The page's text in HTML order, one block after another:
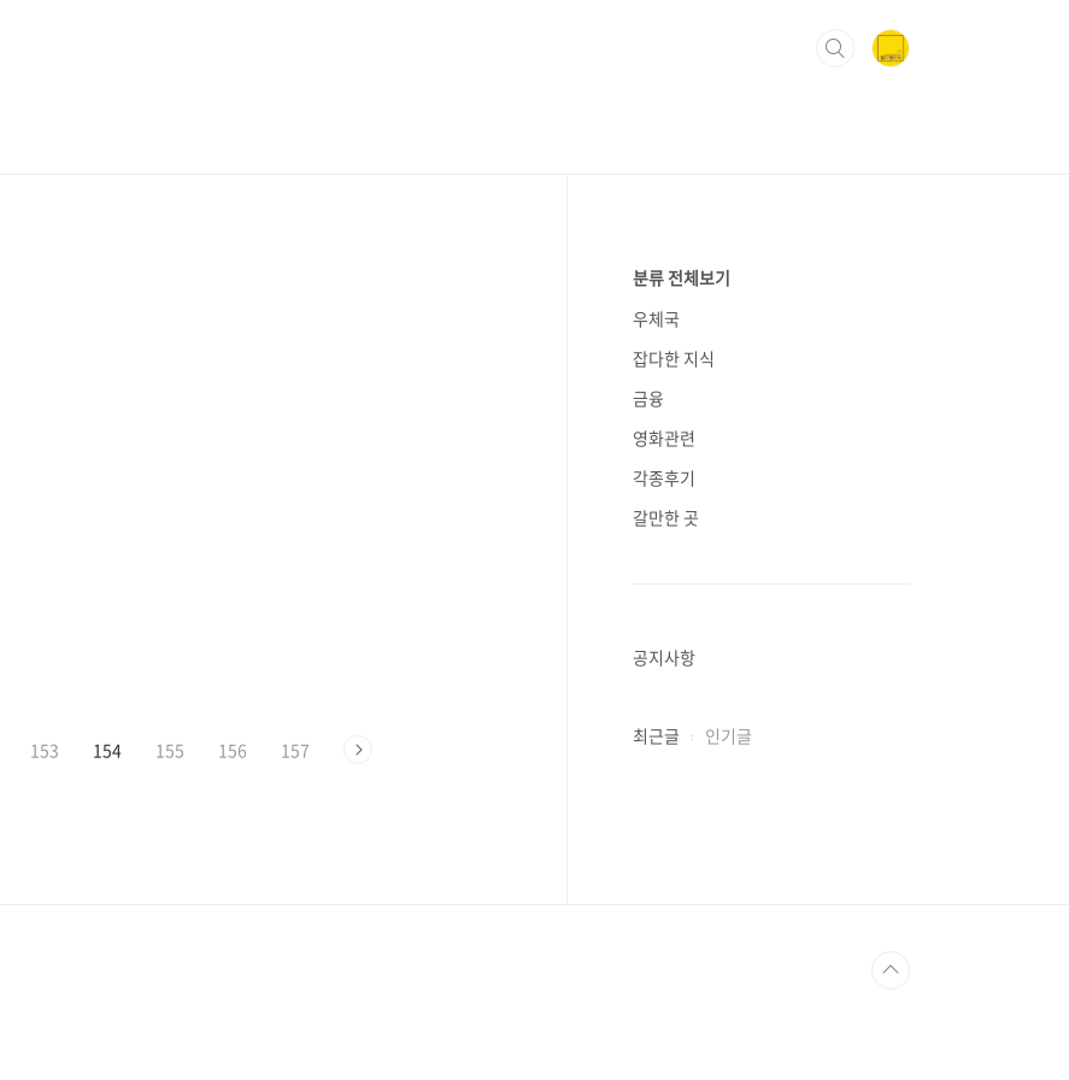
153 154 155 156 157
분류 전체보기
우체국
잡다한 지식
금융
영화관련
각종후기
갈만한 곳
공지사항
최근글 인기글